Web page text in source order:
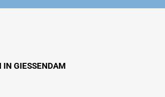
IN GIESSENDAM